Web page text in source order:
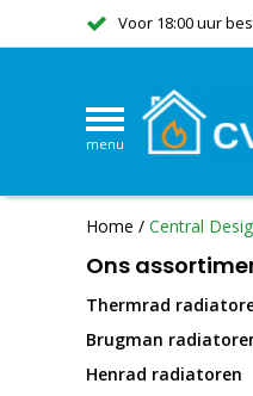
Voor 18:00 uur
menu
Home / Central
Ons
Thermrad
Brugman
Henrad radiatoren